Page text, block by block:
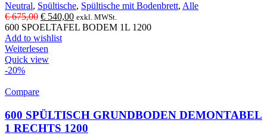
Neutral, Spültische, Spültische mit Bodenbrett, Alle
€675,00 Ursprünglicher
Preis
war:
€ 675,00
€ 540,00Aktueller
Preis
exkl. MWSt.
600 SPOELTAFEL BODEM 1L 1200
Add to wishlist
Weiterlesen
Quick view
-20%
Compare
600 SPÜLTISCH GRUNDBODEN DEMONTABEL
1 RECHTS 1200